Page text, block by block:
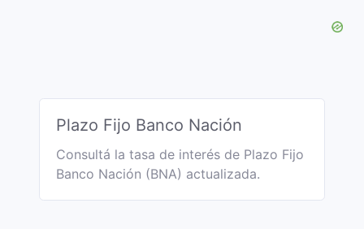
Plazo Fijo Banco Nación
Consultá la tasa de interés de Plazo Fijo
Banco Nación (BNA) actualizada.